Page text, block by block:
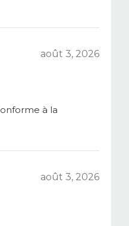
août 3, 2026
à la
août 3, 2026